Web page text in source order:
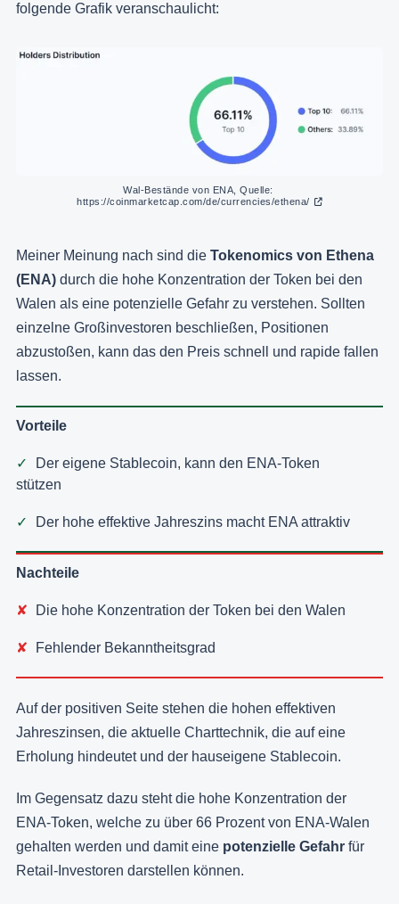
folgende Grafik veranschaulicht:
https://coinmarketcap.com/de/currencies/ethena/
Meiner Meinung nach sind die Tokenomics von Ethena
(ENA) durch die hohe Konzentration der Token bei den
Walen als eine potenzielle Gefahr zu verstehen. Sollten
einzelne Großinvestoren beschließen, Positionen
abzustoßen, kann das den Preis schnell und rapide fallen
lassen.
Vorteile
Der eigene Stablecoin, kann den ENA-Token
stützen
Der hohe effektive Jahreszins macht ENA attraktiv
Nachteile
Die hohe Konzentration der Token bei den Walen
Fehlender Bekanntheitsgrad
Auf der positiven Seite stehen die hohen effektiven
Jahreszinsen, die aktuelle Charttechnik, die auf eine
Erholung hindeutet und der hauseigene Stablecoin.
Im Gegensatz dazu steht die hohe Konzentration der
ENA-Token, welche zu über 66 Prozent von ENA-Walen
gehalten werden und damit eine potenzielle Gefahr für
Retail-Investoren darstellen können.